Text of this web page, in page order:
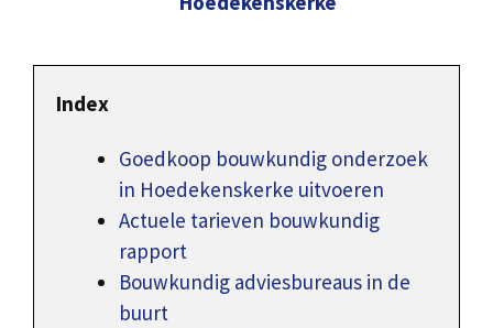
Index
Goedkoop bouwkundig onderzoek
in Hoedekenskerke uitvoeren
Actuele tarieven bouwkundig
rapport
Bouwkundig adviesbureaus in de
buurt